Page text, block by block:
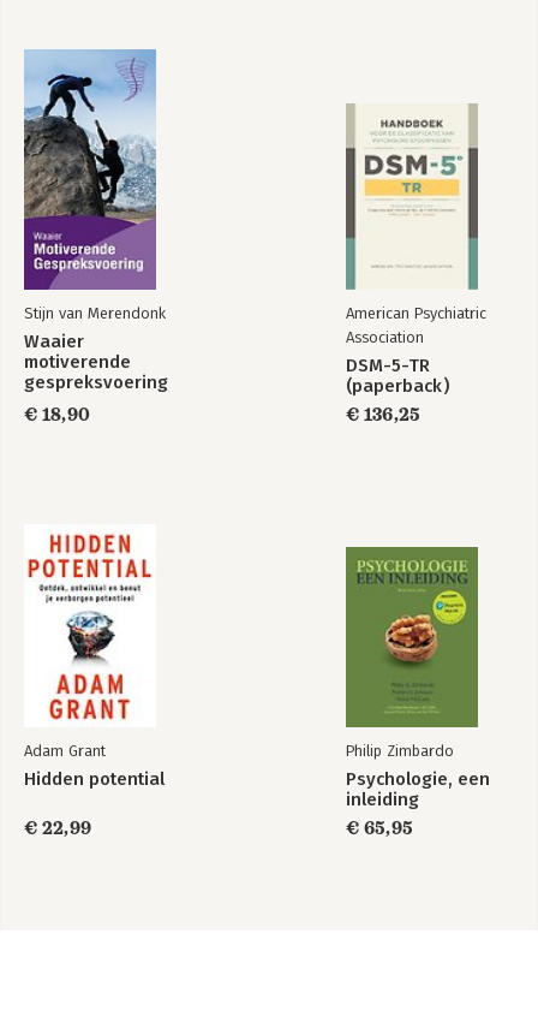
Stijn van Merendonk
Waaier
motiverende
gespreksvoering
€ 18,90
American Psychiatric
Association
DSM-5-TR
(paperback)
€ 136,25
Adam Grant
Hidden potential
€ 22,99
Philip Zimbardo
Psychologie, een
inleiding
€ 65,95